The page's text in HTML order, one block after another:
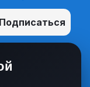
Подписаться